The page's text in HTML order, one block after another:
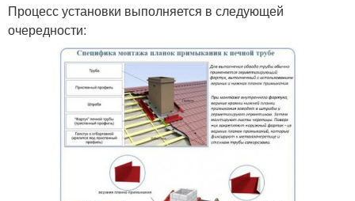
Процесс установки выполняется в следующей
очередности: